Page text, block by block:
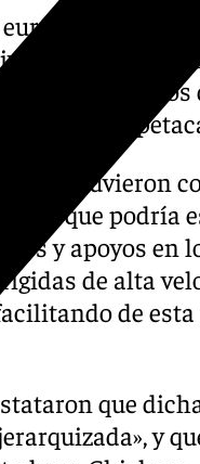
en
policiales,
siete kilos
en
tuvieron
que podría
y apoyos en
de alta
de
que
y